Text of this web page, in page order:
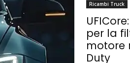
Ricambi Truck
per la
motore
Duty